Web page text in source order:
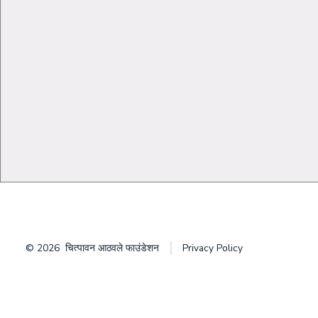
© 2026 चित्पावन आठवले फाउंडेशन Privacy Policy